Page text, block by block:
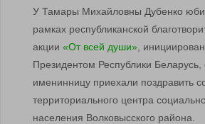
У Тамары Михайловны Дубенко
рамках республиканской
акции «От всей души» ,
Президентом Республики Беларусь,
именинницу приехали поздравить
территориального центра
населения Волковысского района.